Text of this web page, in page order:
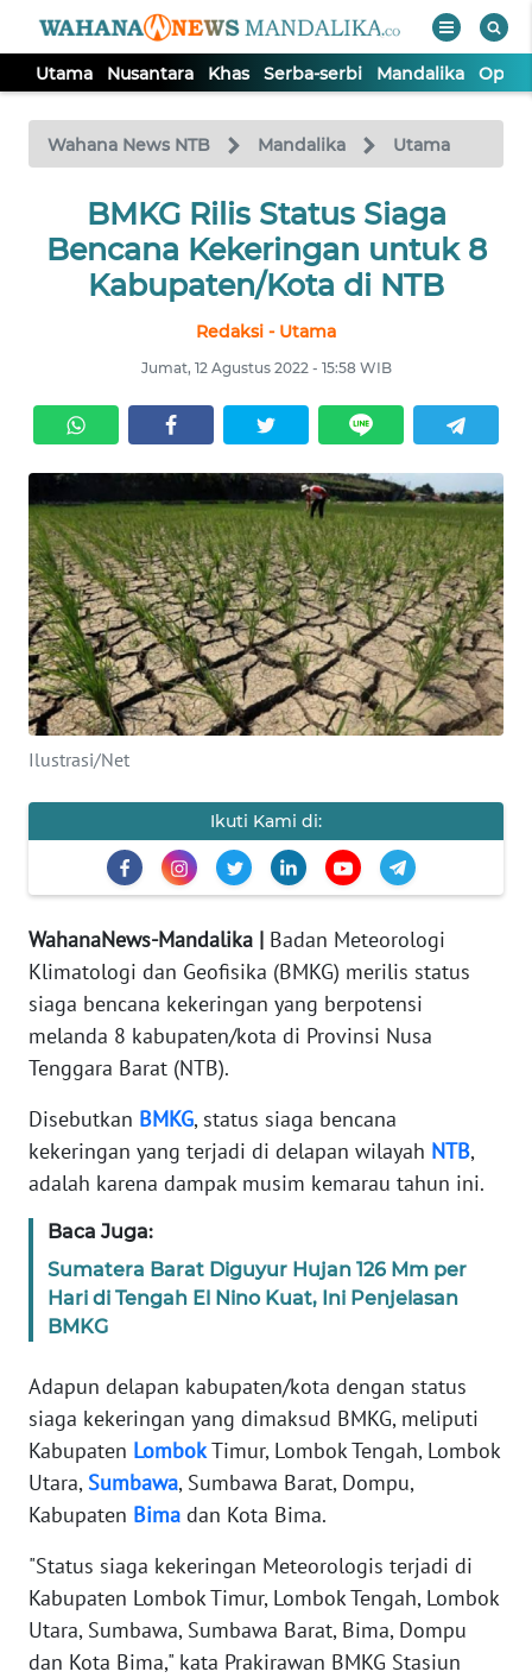
Utama Nusantara Khas Serba-serbi Mandalika Opini
Wahana News NTB Mandalika Utama
BMKG Rilis Status Siaga
Bencana Kekeringan untuk 8
Kabupaten/Kota di NTB
Redaksi - Utama
Jumat, 12 Agustus 2022 - 15:58 WIB
Ilustrasi/Net
Ikuti Kami di:
WahanaNews-Mandalika | Badan Meteorologi
Klimatologi dan Geofisika (BMKG) merilis status
siaga bencana kekeringan yang berpotensi
melanda 8 kabupaten/kota di Provinsi Nusa
Tenggara Barat (NTB).
Disebutkan BMKG, status siaga bencana
kekeringan yang terjadi di delapan wilayah NTB,
adalah karena dampak musim kemarau tahun ini.
Baca Juga:
Sumatera Barat Diguyur Hujan 126 Mm per
Hari di Tengah El Nino Kuat, Ini Penjelasan
BMKG
Adapun delapan kabupaten/kota dengan status
siaga kekeringan yang dimaksud BMKG, meliputi
Kabupaten LombokTimur, Lombok Tengah, Lombok
Utara, Sumbawa, Sumbawa Barat, Dompu,
Kabupaten Bima dan Kota Bima.
"Status siaga kekeringan Meteorologis terjadi di
Kabupaten Lombok Timur, Lombok Tengah, Lombok
Utara, Sumbawa, Sumbawa Barat, Bima, Dompu
dan Kota Bima," kata Prakirawan BMKG Stasiun
TV
Tutup
UTAMA
NUSANTARA
SERBA-
SERBI
MANDALIKA
OPINI
Informasi
INDEKS
BERITA
KONTAK
KAMI
TENTANG
KAMI
PEDOMAN
MEDIA
SIBER
REDAKSI
DISCLAIMER
Wahana
Regional
WN
SUMUT
WN
JAKARTA
JABAR